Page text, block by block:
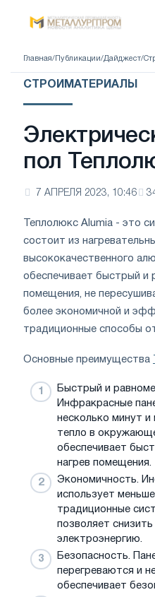
Главная/ Публикации/Дайджест/
СТРОИМАТЕРИАЛЫ
пол
7 АПРЕЛЯ 2023, 10:46
Теплолюкс Alumia - это
состоит из
высококачественного
обеспечивает быстрый и
помещения, не
более экономичной и
традиционные способы
Основные преимущества
Быстрый и
Инфракрасные
несколько минут
тепло в
обеспечивает
нагрев помещения.
Экономичность.
использует
традиционные
позволяет
электроэнергию.
Безопасность.
перегреваются и
обеспечивает